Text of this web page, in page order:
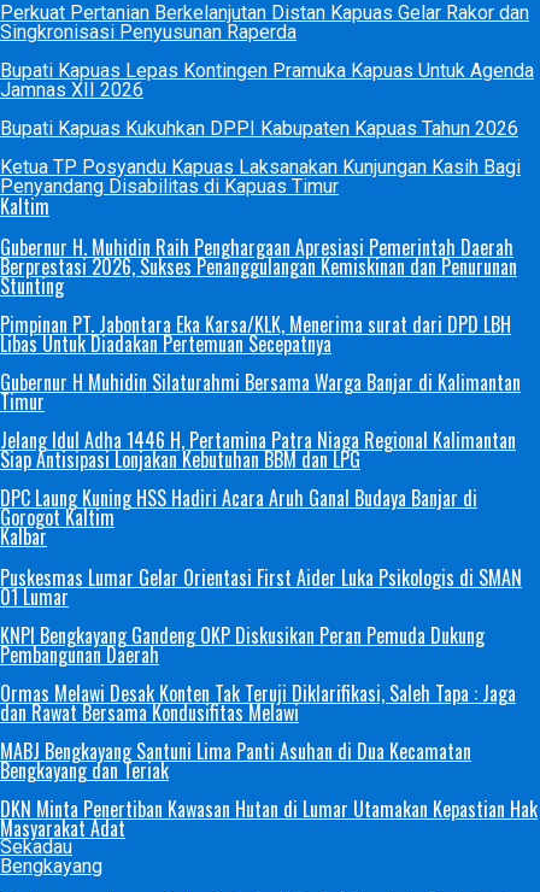
Perkuat Pertanian Berkelanjutan Distan Kapuas Gelar Rakor dan
Singkronisasi Penyusunan Raperda
Bupati Kapuas Lepas Kontingen Pramuka Kapuas Untuk Agenda
Jamnas XII 2026
Bupati Kapuas Kukuhkan DPPI Kabupaten Kapuas Tahun 2026
Ketua TP Posyandu Kapuas Laksanakan Kunjungan Kasih Bagi
Penyandang Disabilitas di Kapuas Timur
Kaltim
Gubernur H. Muhidin Raih Penghargaan Apresiasi Pemerintah Daerah
Berprestasi 2026, Sukses Penanggulangan Kemiskinan dan Penurunan
Stunting
Pimpinan PT. Jabontara Eka Karsa/KLK, Menerima surat dari DPD LBH
Libas Untuk Diadakan Pertemuan Secepatnya
Gubernur H Muhidin Silaturahmi Bersama Warga Banjar di Kalimantan
Timur
Jelang Idul Adha 1446 H, Pertamina Patra Niaga Regional Kalimantan
Siap Antisipasi Lonjakan Kebutuhan BBM dan LPG
DPC Laung Kuning HSS Hadiri Acara Aruh Ganal Budaya Banjar di
Gorogot Kaltim
Kalbar
Puskesmas Lumar Gelar Orientasi First Aider Luka Psikologis di SMAN
01 Lumar
KNPI Bengkayang Gandeng OKP Diskusikan Peran Pemuda Dukung
Pembangunan Daerah
Ormas Melawi Desak Konten Tak Teruji Diklarifikasi, Saleh Tapa : Jaga
dan Rawat Bersama Kondusifitas Melawi
MABJ Bengkayang Santuni Lima Panti Asuhan di Dua Kecamatan
Bengkayang dan Teriak
DKN Minta Penertiban Kawasan Hutan di Lumar Utamakan Kepastian Hak
Masyarakat Adat
Sekadau
Bengkayang